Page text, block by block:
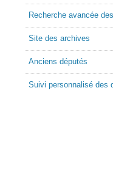
Recherche avancée
Site des archives
Anciens députés
Suivi personnalisé des